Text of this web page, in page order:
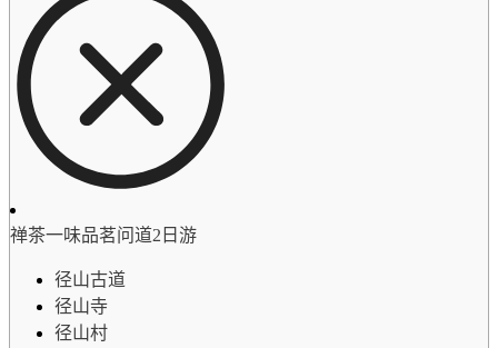
禅茶一味品茗问道2日游
径山古道
径山寺
径山村